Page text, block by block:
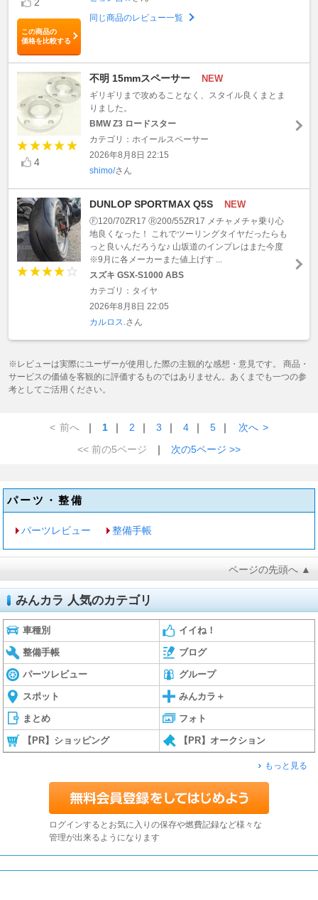
この商品の
価格を比較する
同じ商品のレビュー一覧
4
不明 15mmスペーサー NEW
ギリギリまで攻めることなく、スタイル良くまとま
りました。
BMW Z3 ロードスター
カテゴリ：ホイールスペーサー
2026年8月8日 22:15
shimo/さん
DUNLOP SPORTMAX Q5S NEW
Ⓕ120/70ZR17 Ⓡ200/55ZR17 メチャメチャ乗り心
地良くなった！ これでツーリングタイヤだったらも
っと良いんだろうな♪ 山坂道のインプレはまた今度
※9月に各メーカーまた値上げす ...
スズキ GSX-S1000 ABS
カテゴリ：タイヤ
2026年8月8日 22:05
カルロス. さん
※レビューは実際にユーザーが使用した際の主観的な感想・意見です。 商品・
サービスの価値を客観的に評価するものではありません。あくまでも一つの参
考としてご活用ください。
< 前へ ｜ 1 ｜ 2 ｜ 3 ｜ 4 ｜ 5 ｜ 次へ >
<< 前の5ページ
｜ 次の5ページ >>
パーツ・整備
パーツレビュー 整備手帳
ページの先頭へ ▲
みんカラ 人気のカテゴリ
車種別 イイね！
整備手帳 ブログ
パーツレビュー グループ
スポット みんカラ＋
まとめ フォト
【PR】ショッピング 【PR】オークション
もっと見る
ログインするとお気に入りの保存や燃費記録など様々な
管理が出来るようになります